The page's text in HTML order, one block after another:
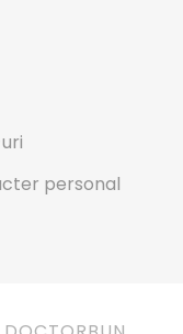
personal